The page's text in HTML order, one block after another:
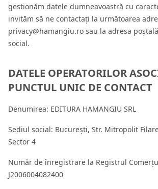
gestionăm datele dumneavoastră cu
invităm să ne contactați la următoarea
privacy@hamangiu.ro sau la adresa
social.
DATELE OPERATORILOR
PUNCTUL UNIC DE CONTACT
Denumirea: EDITURA HAMANGIU SRL
Sediul social: București, Str. Mitropolit
Sector 4
Număr de înregistrare la Registrul
J2006004082400